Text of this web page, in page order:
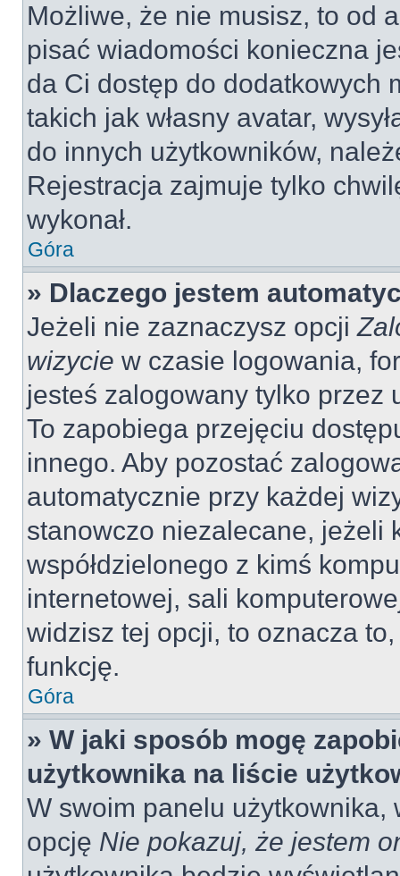
Możliwe, że nie musisz, to od
pisać wiadomości konieczna
da Ci dostęp do dodatkowych
takich jak własny avatar,
do innych użytkowników,
Rejestracja zajmuje tylko
wykonał.
Góra
» Dlaczego jestem
Jeżeli nie zaznaczysz opcji
wizycie w czasie logowania,
jesteś zalogowany tylko przez
To zapobiega przejęciu
innego. Aby pozostać
automatycznie przy każdej
stanowczo niezalecane, jeżeli
współdzielonego z kimś
internetowej, sali
widzisz tej opcji, to oznacza
funkcję.
Góra
» W jaki sposób mogę
użytkownika na liście
W swoim panelu użytkownika,
opcję Nie pokazuj, że jestem